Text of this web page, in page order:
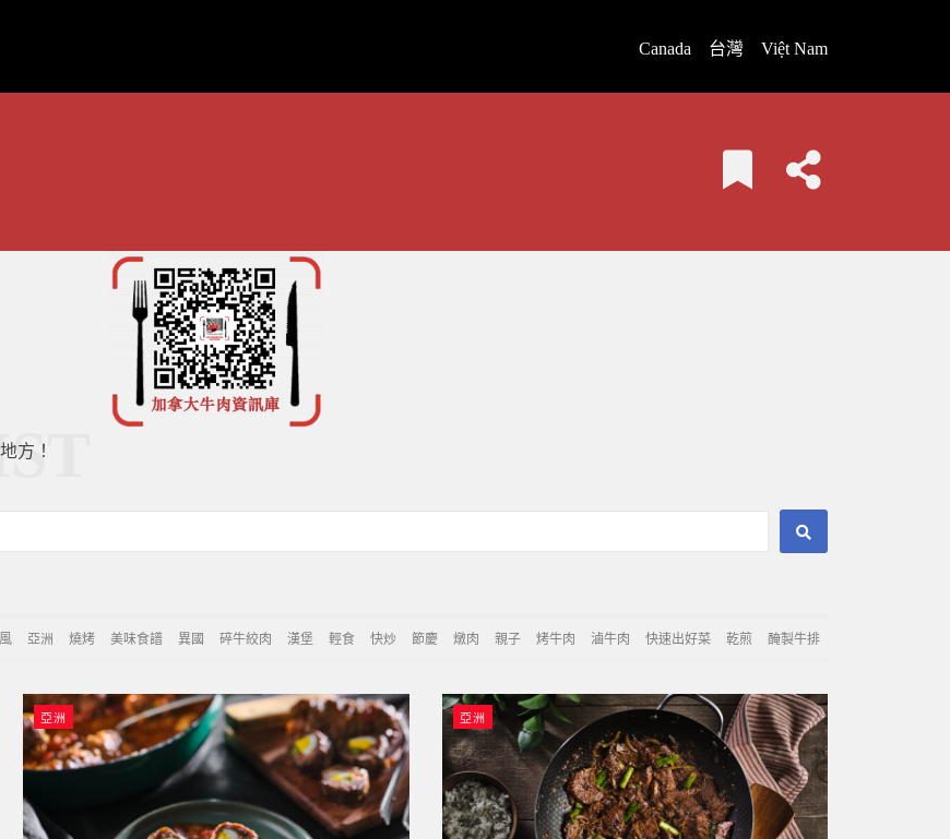
Canada 台灣 Việt Nam
方！
亞洲 燒烤 美味食譜 異國 碎牛絞肉 漢堡 輕食 快炒 節慶 燉肉 親子 烤牛肉 滷牛肉 快速出好菜 乾煎 醃製牛排
亞洲 亞洲